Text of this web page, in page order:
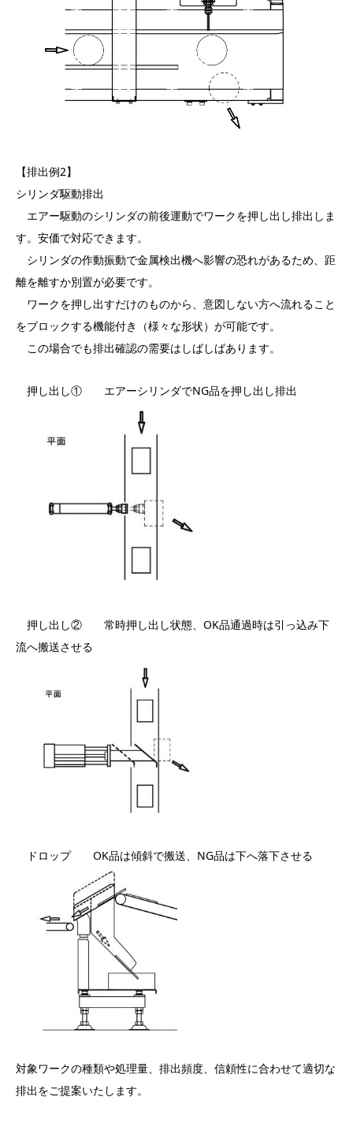
【排出例2】
シリンダ駆動排出
エアー駆動のシリンダの前後運動でワークを押し出し排出しま
す。安価で対応できます。
シリンダの作動振動で金属検出機へ影響の恐れがあるため、距
離を離すか別置が必要です。
ワークを押し出すだけのものから、意図しない方へ流れること
をブロックする機能付き（様々な形状）が可能です。
この場合でも排出確認の需要はしばしばあります。
押し出し① エアーシリンダでNG品を押し出し排出
押し出し② 常時押し出し状態、OK品通過時は引っ込み下
流へ搬送させる
ドロップ OK品は傾斜で搬送、NG品は下へ落下させる
対象ワークの種類や処理量、排出頻度、信頼性に合わせて適切な
排出をご提案いたします。